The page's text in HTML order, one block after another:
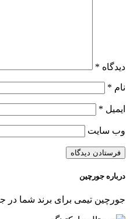
دیدگاه *
نام *
ایمیل *
وب‌ سایت
درباره جورچین
جورچین تیمی برای برند شما در